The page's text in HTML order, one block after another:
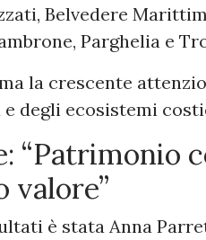
Belvedere
Parghelia e
la crescente
degli ecosistemi
“Patrimonio
valore”
è stata Anna